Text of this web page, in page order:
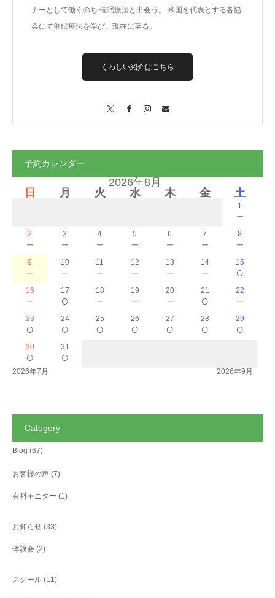
ナーとして働くのち 催眠療法と出会う。 米国を代表とする各協
会にて催眠療法を学び、現在に至る。
くわしい紹介はこちら
予約カレンダー
2026年8月
日
月 火 水 木 金 土
1
－
2
－
3
－
4
－
5
－
6
－
7
－
8
－
9
－
10
－
11
－
12
－
13
－
14
－
15
○
16
－
17
○
18
－
19
－
20
－
21
○
22
－
23
○
24
○
25
○
26
○
27
○
28
○
29
○
30
○
31
○
2026年7月 2026年9月
Category
Blog (67)
お客様の声 (7)
有料モニター (1)
お知らせ (33)
体験会 (2)
スクール (11)